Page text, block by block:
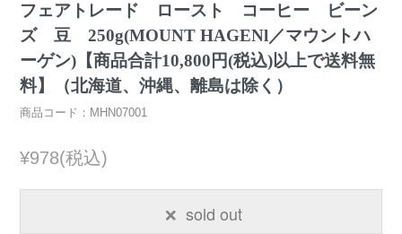
フェアトレード ロースト コーヒー ビーン
ズ 豆 250g(MOUNT HAGENl／マウントハ
ーゲン)【商品合計10,800円(税込)以上で送料無
料】（北海道、沖縄、離島は除く）
商品コード：MHN07001
¥978(税込)
sold out